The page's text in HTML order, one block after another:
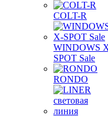
COLT-R
WINDOWS
SPOT Sale
RONDO